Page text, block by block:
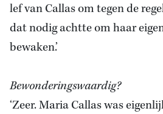
lef van Callas om tegen de
dat nodig achtte om haar
bewaken.’
Bewonderingswaardig?
‘Zeer. Maria Callas was